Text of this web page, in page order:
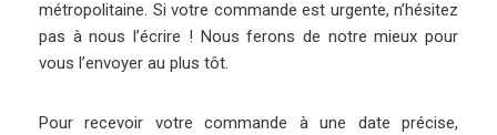
métropolitaine. Si votre commande est urgente, n’hésitez
pas à nous l’écrire ! Nous ferons de notre mieux pour
vous l’envoyer au plus tôt.
Pour recevoir votre commande à une date précise,